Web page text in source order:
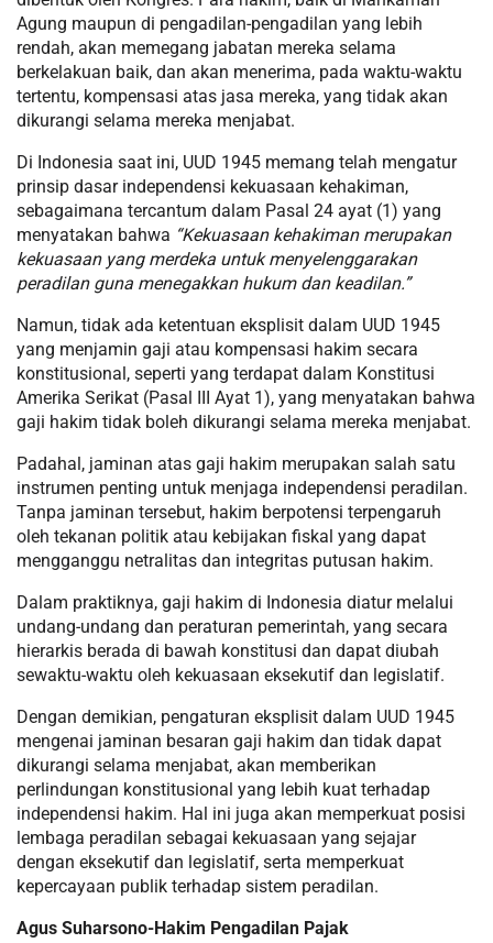
Agung maupun di pengadilan-pengadilan yang lebih
rendah, akan memegang jabatan mereka selama
berkelakuan baik, dan akan menerima, pada waktu-waktu
tertentu, kompensasi atas jasa mereka, yang tidak akan
dikurangi selama mereka menjabat.
Di Indonesia saat ini, UUD 1945 memang telah mengatur
prinsip dasar independensi kekuasaan kehakiman,
sebagaimana tercantum dalam Pasal 24 ayat (1) yang
menyatakan bahwa “Kekuasaan kehakiman merupakan
kekuasaan yang merdeka untuk menyelenggarakan
peradilan guna menegakkan hukum dan keadilan.”
Namun, tidak ada ketentuan eksplisit dalam UUD 1945
yang menjamin gaji atau kompensasi hakim secara
konstitusional, seperti yang terdapat dalam Konstitusi
Amerika Serikat (Pasal III Ayat 1), yang menyatakan bahwa
gaji hakim tidak boleh dikurangi selama mereka menjabat.
Padahal, jaminan atas gaji hakim merupakan salah satu
instrumen penting untuk menjaga independensi peradilan.
Tanpa jaminan tersebut, hakim berpotensi terpengaruh
oleh tekanan politik atau kebijakan fiskal yang dapat
mengganggu netralitas dan integritas putusan hakim.
Dalam praktiknya, gaji hakim di Indonesia diatur melalui
undang-undang dan peraturan pemerintah, yang secara
hierarkis berada di bawah konstitusi dan dapat diubah
sewaktu-waktu oleh kekuasaan eksekutif dan legislatif.
Dengan demikian, pengaturan eksplisit dalam UUD 1945
mengenai jaminan besaran gaji hakim dan tidak dapat
dikurangi selama menjabat, akan memberikan
perlindungan konstitusional yang lebih kuat terhadap
independensi hakim. Hal ini juga akan memperkuat posisi
lembaga peradilan sebagai kekuasaan yang sejajar
dengan eksekutif dan legislatif, serta memperkuat
kepercayaan publik terhadap sistem peradilan.
Agus Suharsono-Hakim Pengadilan Pajak